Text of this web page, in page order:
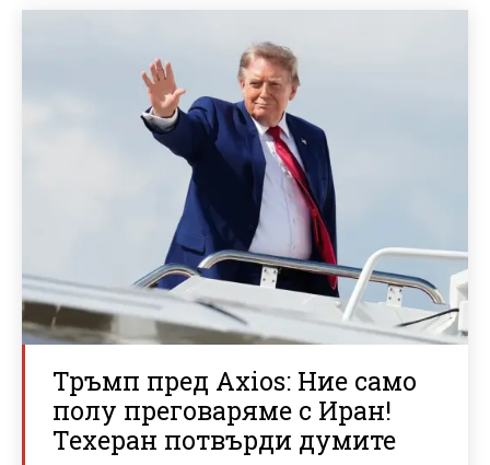
Тръмп пред Axios: Ние само
полу преговаряме с Иран!
Техеран потвърди думите